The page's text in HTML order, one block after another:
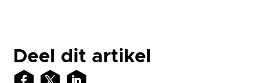
Deel dit artikel